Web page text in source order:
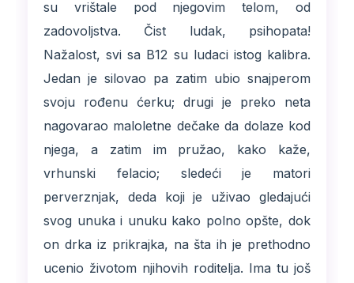
su vrištale pod njegovim telom, od
zadovoljstva. Čist ludak, psihopata!
Nažalost, svi sa B12 su ludaci istog kalibra.
Jedan je silovao pa zatim ubio snajperom
svoju rođenu ćerku; drugi je preko neta
nagovarao maloletne dečake da dolaze kod
njega, a zatim im pružao, kako kaže,
vrhunski felacio; sledeći je matori
perverznjak, deda koji je uživao gledajući
svog unuka i unuku kako polno opšte, dok
on drka iz prikrajka, na šta ih je prethodno
ucenio životom njihovih roditelja. Ima tu još